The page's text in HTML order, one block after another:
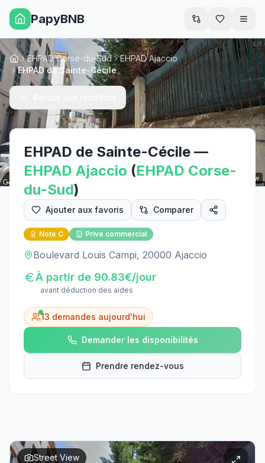
PapyBNB
Street View
AccueilEHPAD Corse-du-Sud
EHPAD Ajaccio
EHPAD de Sainte-Cécile
EHPAD de Sainte-Cécile —
EHPAD Ajaccio (EHPAD Corse-
du-Sud)
Ajouter aux favoris Comparer
Note C Privé commercial
Boulevard Louis Campi, 20000 Ajaccio
À partir de 90.83€/jour
avant déduction des aides
13 demandes aujourd'hui
Demander les disponibilités
Prendre rendez-vous
Street View